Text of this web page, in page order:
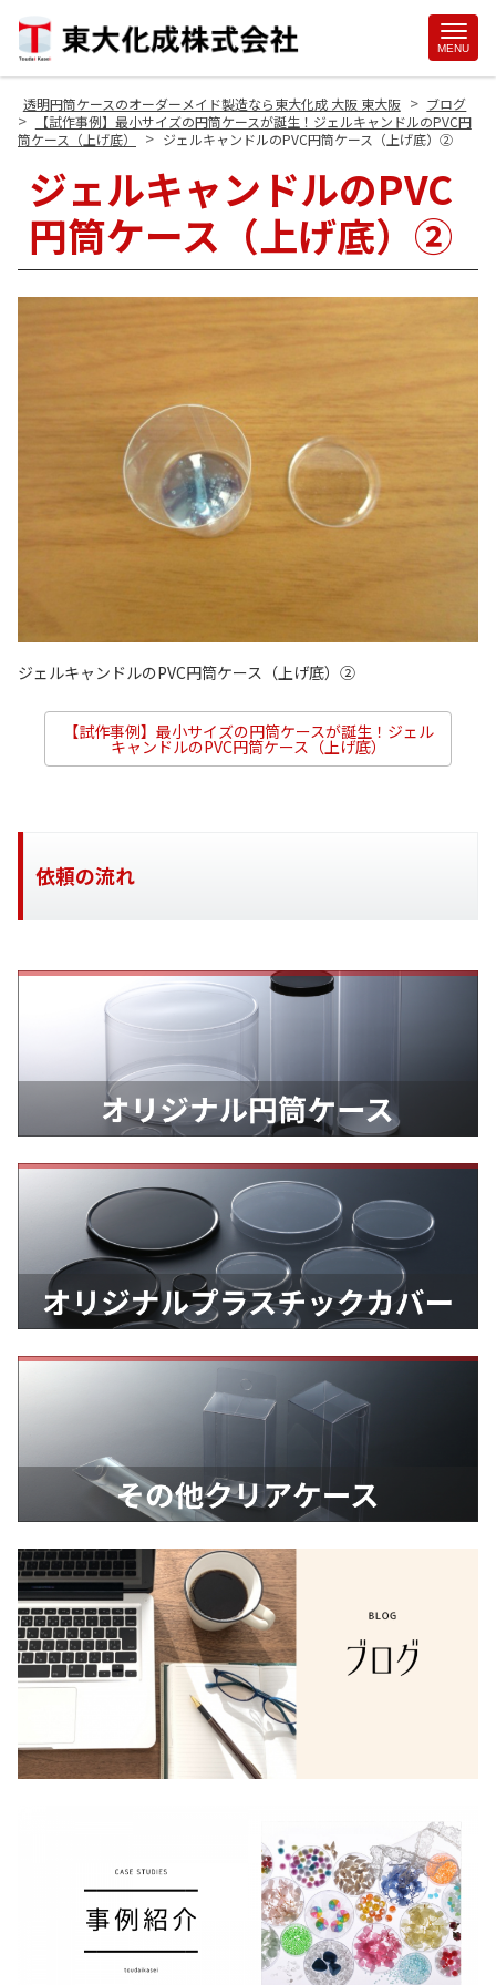
MENU
透明円筒ケースのオーダーメイド製造なら東大化成 大阪 東大阪 > ブログ
>
【試作事例】最小サイズの円筒ケースが誕生！ジェルキャンドルのPVC円
筒ケース（上げ底）
> ジェルキャンドルのPVC円筒ケース（上げ底）②
ジェルキャンドルのPVC
円筒ケース（上げ底）②
ジェルキャンドルのPVC円筒ケース（上げ底）②
【試作事例】最小サイズの円筒ケースが誕生！ジェル
キャンドルのPVC円筒ケース（上げ底）
依頼の流れ
Site
Footer